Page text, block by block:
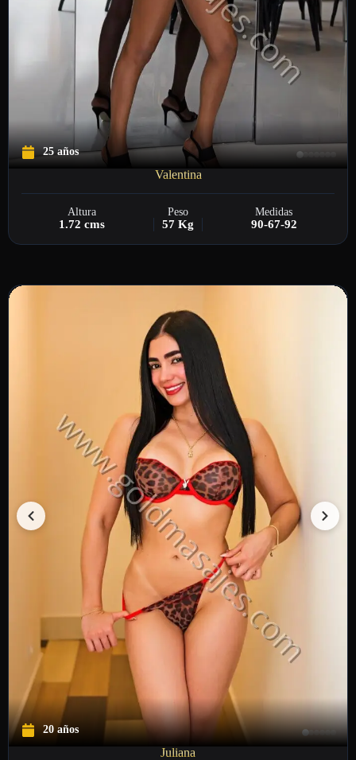
25 años
Valentina
Altura Peso Medidas
1.72 cms 57 Kg 90-67-92
20 años
Juliana